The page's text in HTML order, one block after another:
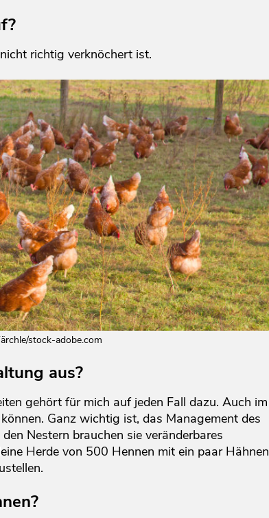
richtig verknöchert ist.
stock-adobe.com
aus?
gehört für mich auf jeden Fall dazu. Auch im
Ganz wichtig ist, das Management des
Nestern brauchen sie veränderbares
Herde von 500 Hennen mit ein paar Hähnen